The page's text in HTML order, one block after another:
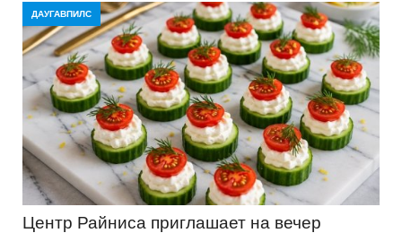
ДАУГАВПИЛС
Центр Райниса приглашает на вечер